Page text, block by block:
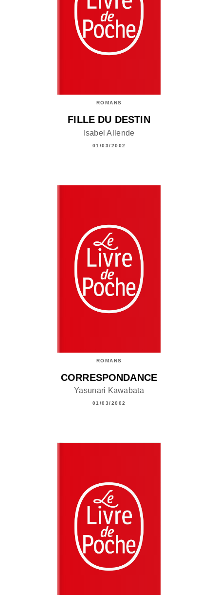
ROMANS
FILLE DU DESTIN
Isabel Allende
01/03/2002
ROMANS
CORRESPONDANCE
Yasunari Kawabata
01/03/2002